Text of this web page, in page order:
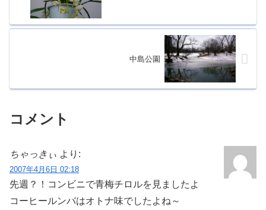
中島公園
コメント
ちゃっきぃ より:
2007年4月6日 02:18
先週？！コンビニで青梅チロルを見ましたよ
コーヒールンバはオトナ味でしたよね～